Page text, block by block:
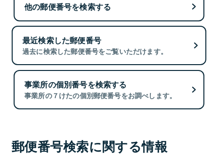
他の郵便番号を検索する
最近検索した郵便番号
過去に検索した郵便番号をご覧いただけます。
事業所の個別番号を検索する
事業所の７けたの個別郵便番号をお調べします。
郵便番号検索に関する情報